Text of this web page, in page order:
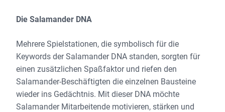
Die Salamander DNA
Mehrere Spielstationen, die symbolisch für die
Keywords der Salamander DNA standen, sorgten für
einen zusätzlichen Spaßfaktor und riefen den
Salamander-Beschäftigten die einzelnen Bausteine
wieder ins Gedächtnis. Mit dieser DNA möchte
Salamander Mitarbeitende motivieren, stärken und